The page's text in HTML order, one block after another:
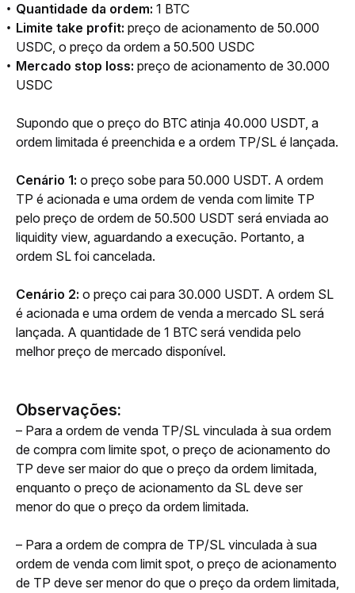
Quantidade da ordem: 1 BTC
Limite take profit: preço de acionamento de 50.000
USDC, o preço da ordem a 50.500 USDC
Mercado stop loss: preço de acionamento de 30.000
USDC
Supondo que o preço do BTC atinja 40.000 USDT, a
Cenário 1: o preço sobe para 50.000 USDT. A ordem
TP é acionada e uma ordem de venda com limite TP
pelo preço de ordem de 50.500 USDT será enviada ao
liquidity view, aguardando a execução. Portanto, a
ordem SL foi cancelada.
Cenário 2: o preço cai para 30.000 USDT. A ordem SL
é acionada e uma ordem de venda a mercado SL será
lançada. A quantidade de 1 BTC será vendida pelo
melhor preço de mercado disponível.
Observações:
– Para a ordem de venda TP/SL vinculada à sua ordem
de compra com limite spot, o preço de acionamento do
TP deve ser maior do que o preço da ordem limitada,
enquanto o preço de acionamento da SL deve ser
menor do que o preço da ordem limitada.
– Para a ordem de compra de TP/SL vinculada à sua
ordem de venda com limit spot, o preço de acionamento
de TP deve ser menor do que o preço da ordem limitada,